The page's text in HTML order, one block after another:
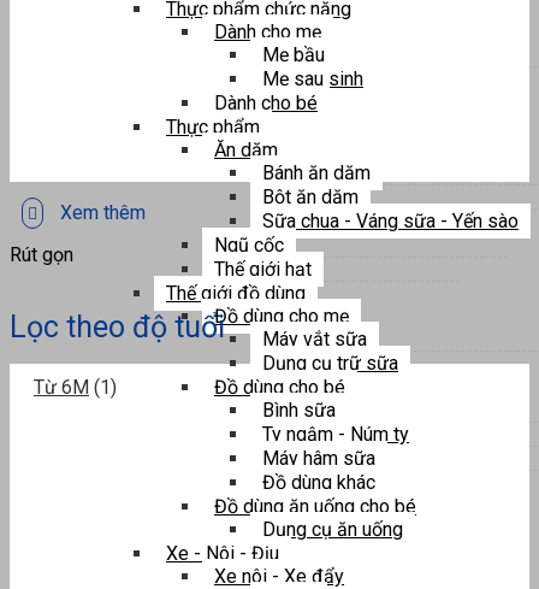
Thực phẩm chức năng
Dành cho mẹ
Mẹ bầu
Mẹ sau sinh
Dành cho bé
Thực phẩm
Ăn dặm
Bánh ăn dặm
Bột ăn dặm
Sữa chua - Váng sữa - Yến sào
Ngũ cốc
Thế giới hạt
Thế giới đồ dùng
Đồ dùng cho mẹ
Máy vắt sữa
Dụng cụ trữ sữa
Đồ dùng cho bé
Bình sữa
Ty ngậm - Núm ty
Máy hâm sữa
Đồ dùng khác
Đồ dùng ăn uống cho bé
Dụng cụ ăn uống
Xe - Nôi - Địu
Xe nôi - Xe đẩy
Xem thêm
Rút gọn
Lọc theo độ tuổi
Từ 6M (1)